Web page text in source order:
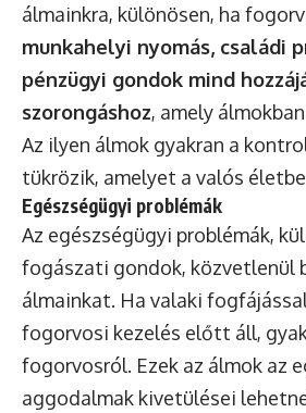
álmainkra, különösen, ha
munkahelyi nyomás, családi
pénzügyi gondok mind
szorongáshoz, amely
Az ilyen álmok gyakran a
tükrözik, amelyet a valós
Egészségügyi problémák
Az egészségügyi problémák,
fogászati gondok, közvetlenül
álmainkat. Ha valaki
fogorvosi kezelés előtt áll,
fogorvosról. Ezek az álmok az
aggodalmak kivetülései